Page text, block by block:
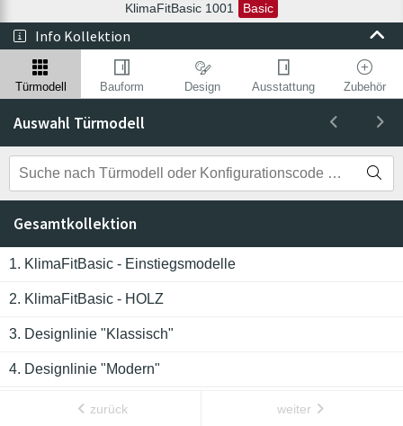
Türmodell Bauform Design Ausstattung Zubehör
Auswahl Türmodell
Gesamtkollektion
1. KlimaFitBasic - Einstiegsmodelle
2. KlimaFitBasic - HOLZ
3. Designlinie "Klassisch"
4. Designlinie "Modern"
5. Katalog-Prospekt "Haustueren24"
zurück weiter
Info Kollektion
KlimaFitBasic 1001 Basic
KlimaFitBasic 1002